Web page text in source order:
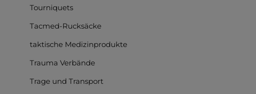
Tourniquets
Tacmed-Rucksäcke
taktische Medizinprodukte
Trauma Verbände
Trage und Transport